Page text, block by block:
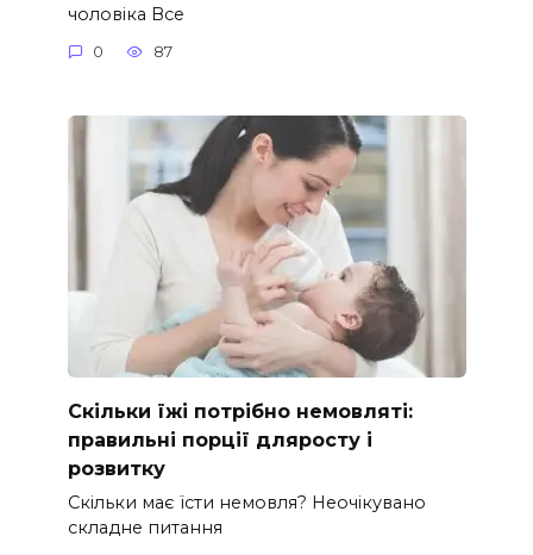
чоловіка Все
0 87
Скільки їжі потрібно немовляті:
правильні порції дляросту і
розвитку
Скільки має їсти немовля? Неочікувано
складне питання